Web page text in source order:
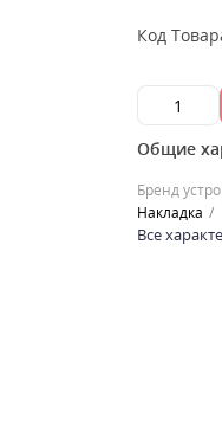
Код
Общие
Бренд
Накладка
Все